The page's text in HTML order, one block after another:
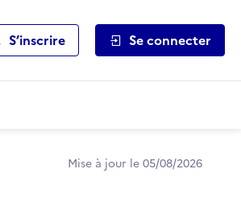
S’inscrire Se connecter
Mise à jour le 05/08/2026